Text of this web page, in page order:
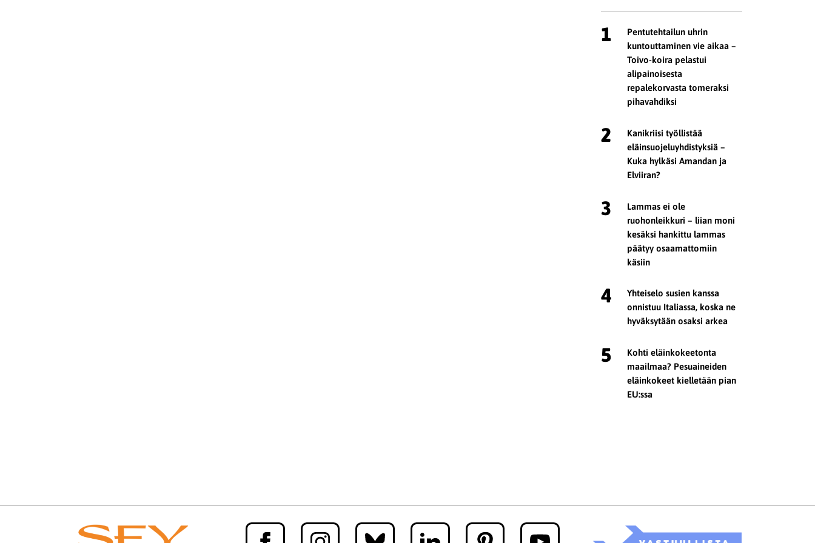
1
Pentutehtailun uhrin
kuntouttaminen vie aikaa –
Toivo-koira pelastui
alipainoisesta
repalekorvasta tomeraksi
pihavahdiksi
2
Kanikriisi työllistää
eläinsuojeluyhdistyksiä –
Kuka hylkäsi Amandan ja
Elviiran?
3
Lammas ei ole
ruohonleikkuri – liian moni
kesäksi hankittu lammas
päätyy osaamattomiin
käsiin
4
Yhteiselo susien kanssa
onnistuu Italiassa, koska ne
hyväksytään osaksi arkea
5
Kohti eläinkokeetonta
maailmaa? Pesuaineiden
eläinkokeet kielletään pian
EU:ssa